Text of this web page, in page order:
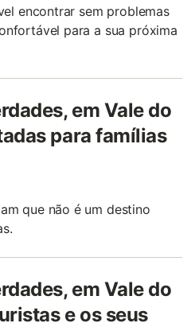
encontrar sem problemas
para a sua próxima
em Vale do
para famílias
que não é um destino
em Vale do
e os seus